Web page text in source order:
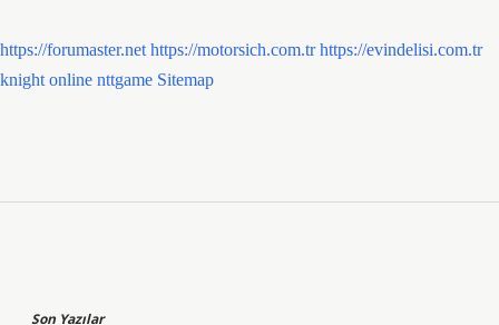
https://forumaster.net https://motorsich.com.tr https://evindelisi.com.tr
knight online nttgame Sitemap
Son Yazılar